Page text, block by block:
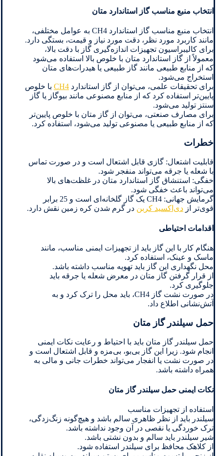
انتخاب منبع مناسب گاز استاندارد متان
انتخاب منبع مناسب گاز استاندارد CH4 به عوامل مختلفی،
مانند کاربرد مورد نظر، دقت مورد نیاز و قیمت، بستگی دارد.
برای کالیبراسیون تجهیزات اندازه‌گیری گاز با دقت بالا،
معمولاً از گاز استاندارد متان با خلوص بالا استفاده می‌شود
که از منابع طبیعی مانند گاز طبیعی یا هیدرات‌های متان
استخراج می‌شود.
برای تحقیقات علمی، می‌توان از گاز استاندارد CH4 با خلوص
پایین‌تر استفاده کرد که از منابع مصنوعی مانند بیوگاز یا گاز
سنتز تولید می‌شود.
برای مصارف صنعتی، می‌توان از گاز متان با خلوص پایین‌تر
که از منابع طبیعی یا مصنوعی تولید می‌شود، استفاده کرد.
خطرات
قابلیت اشتعال: گازی قابل اشتعال است و در صورت تماس
با شعله یا جرقه می‌تواند منفجر شود.
خفگی: استنشاق گاز استاندارد متان در غلظت‌های بالا
می‌تواند باعث خفگی شود.
گرمایش جهانی: CH4 یک گاز گلخانه‌ای است و 25 برابر
قوی‌تر از دی‌اکسید کربن در گرم شدن کره زمین نقش دارد.
اقدامات احتیاطی
هنگام کار با این گاز باید از تجهیزات ایمنی مناسب، مانند
ماسک و عینک، استفاده کرد.
محل نگهداری این گاز باید تهویه مناسب داشته باشد.
از قرار گرفتن گاز متان در معرض شعله یا جرقه باید
جلوگیری کرد.
در صورت نشت گاز CH4، باید محل را ترک کرد و به
آتش‌نشانی اطلاع داد.
حمل سیلندر گاز متان
حمل سیلندر گاز متان باید با احتیاط و رعایت نکات ایمنی
انجام شود. زیرا این گاز بی‌بو، بی‌مزه و قابل اشتعال است و
در صورت نشت یا انفجار می‌تواند خطرات جانی و مالی به
همراه داشته باشد.
نکات ایمنی حمل سیلندر گاز متان
استفاده از تجهیزات مناسب
سیلندر باید از نظر ظاهری سالم باشد و هیچ‌گونه زنگ‌زدگی،
ترک خوردگی یا نقصی در آن وجود نداشته باشد.
شیر سیلندر باید سالم و بدون نشتی باشد.
از کلاهک محافظ برای سیلندر استفاده شود.